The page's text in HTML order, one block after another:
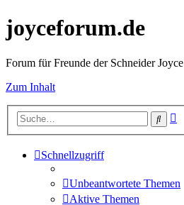
joyceforum.de
Forum für Freunde der Schneider Joyce
Zum Inhalt
Suche
Schnellzugriff
Unbeantwortete Themen
Aktive Themen